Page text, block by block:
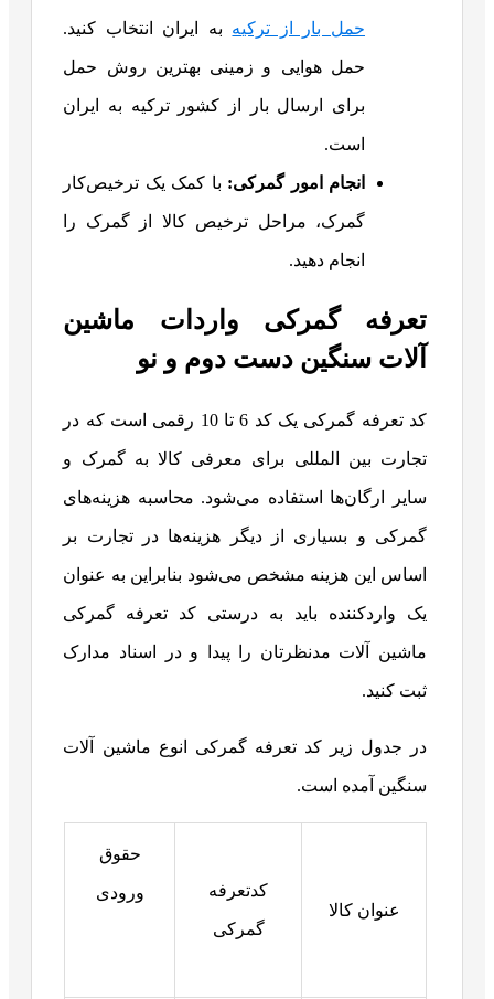
حمل بار از ترکیه به ایران انتخاب کنید.
حمل هوایی و زمینی بهترین روش حمل
برای ارسال بار از کشور ترکیه به ایران
است.
انجام امور گمرکی: با کمک یک ترخیص‌کار
گمرک، مراحل ترخیص کالا از گمرک را
انجام دهید.
تعرفه گمرکی واردات ماشین
آلات سنگین دست دوم و نو
کد تعرفه گمرکی یک کد 6 تا 10 رقمی است که در
تجارت بین المللی برای معرفی کالا به گمرک و
سایر ارگان‌ها استفاده می‌شود. محاسبه هزینه‌های
گمرکی و بسیاری از دیگر هزینه‌ها در تجارت بر
اساس این هزینه مشخص می‌شود بنابراین به عنوان
یک واردکننده باید به درستی کد تعرفه گمرکی
ماشین آلات مدنظرتان را پیدا و در اسناد مدارک
ثبت کنید.
در جدول زیر کد تعرفه گمرکی انوع ماشین آلات
سنگین آمده است.
عنوان کالا
کدتعرفه
گمرکی
حقوق
ورودی